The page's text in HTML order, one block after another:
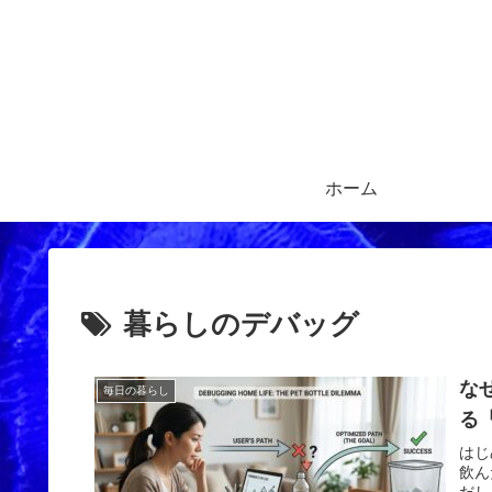
ホーム
暮らしのデバッグ
毎日の暮らし
な
る
は
飲